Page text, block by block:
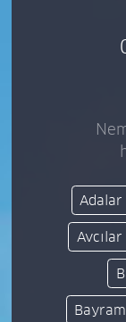
Adalar
Avcılar